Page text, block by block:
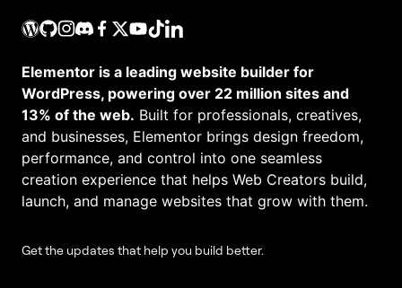
Elementor is a leading website builder for
WordPress, powering over 22 million sites and
13% of the web. Built for professionals, creatives,
and businesses, Elementor brings design freedom,
performance, and control into one seamless
creation experience that helps Web Creators build,
launch, and manage websites that grow with them.
Get the updates that help you build better.